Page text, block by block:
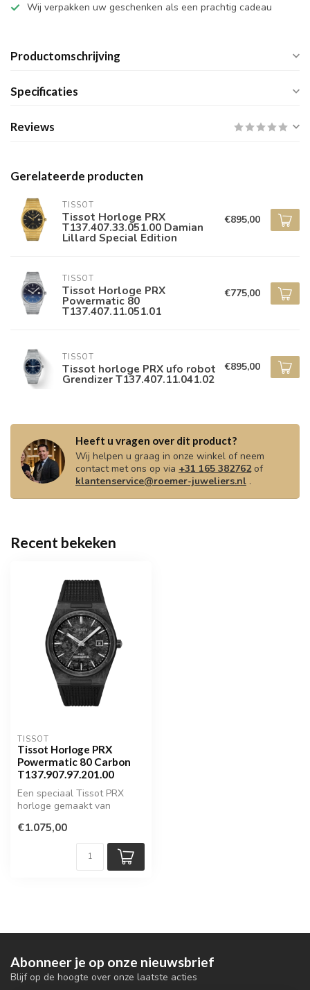
Wij verpakken uw geschenken als een prachtig cadeau
Productomschrijving
Specificaties
Reviews
Gerelateerde producten
TISSOT
Tissot Horloge PRX
T137.407.33.051.00 Damian
Lillard Special Edition
€895,00
TISSOT
Tissot Horloge PRX
Powermatic 80
T137.407.11.051.01
€775,00
TISSOT
Tissot horloge PRX ufo robot
Grendizer T137.407.11.041.02
€895,00
Heeft u vragen over dit product?
Wij helpen u graag in onze winkel of neem
contact met ons op via +31 165 382762of
klantenservice@roemer-juweliers.nl .
Recent bekeken
TISSOT
Tissot Horloge PRX
Powermatic 80 Carbon
T137.907.97.201.00
Een speciaal Tissot PRX
horloge gemaakt van
€1.075,00
Abonneer je op onze nieuwsbrief
Blijf op de hoogte over onze laatste acties